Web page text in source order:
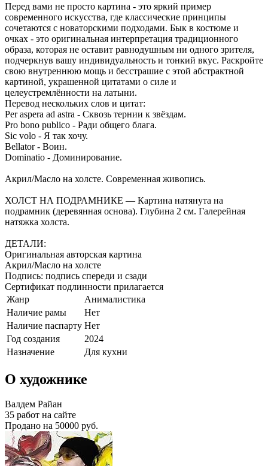
Перед вами не просто картина - это яркий пример
современного искусства, где классические принципы
сочетаются с новаторскими подходами. Бык в костюме и
очках - это оригинальная интерпретация традиционного
образа, которая не оставит равнодушным ни одного зрителя,
подчеркнув вашу индивидуальность и тонкий вкус. Раскройте
свою внутреннюю мощь и бесстрашие с этой абстрактной
картиной, украшенной цитатами о силе и
целеустремлённости на латыни.
Перевод нескольких слов и цитат:
Per aspera ad astra - Сквозь тернии к звёздам.
Pro bono publico - Ради общего блага.
Sic volo - Я так хочу.
Bellator - Воин.
Dominatio - Доминирование.
Акрил/Масло на холсте. Современная живопись.
ХОЛСТ НА ПОДРАМНИКЕ — Картина натянута на
подрамник (деревянная основа). Глубина 2 см. Галерейная
натяжка холста.
ДЕТАЛИ:
Оригинальная авторская картина
Акрил/Масло на холсте
Подпись: подпись спереди и сзади
Сертификат подлинности прилагается
Жанр
Анималистика
Наличие рамы
Нет
Наличие паспарту Нет
Год создания
2024
Назначение
Для кухни
О художнике
Валдем Райан
35 работ на сайте
Продано на 50000 руб.